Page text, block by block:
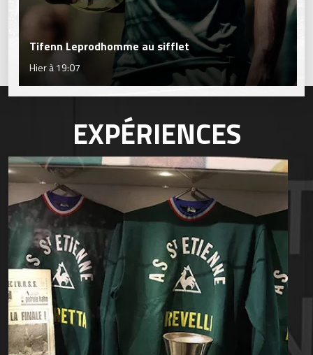
Tifenn Leprodhomme au sifflet
Hier à 19:07
EXPÉRIENCES